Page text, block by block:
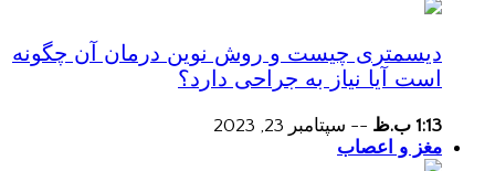
دیسمتری چیست و روش نوین درمان آن چگونه
است آیا نیاز به جراحی دارد؟
1:13 ب.ظ -- سپتامبر 23, 2023
مغز و اعصاب